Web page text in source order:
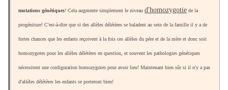
mutations génétiques! Cela augmente simplement le niveau d'homozygotie de la
progéniture! C'est-à-dire que si des allèles délétères se baladent au sein de la famille il y a de
fortes chances que les enfants reçoivent à la fois ces allèles du père et de la mère et donc soit
homozygotes pour les allèles délétères en question, et souvent les pathologies génétiques
nécessitent une configuration homozygotes pour avoir lieu! Maintenant bien sûr si il n'y a pas
d'allèles délétères les enfants se porteront bien!